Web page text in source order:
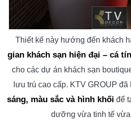
Thiết kế này hướng đến khách
gian khách sạn hiện đại – cá
cho các dự án khách sạn
lưu trú cao cấp. KTV GROUP
sáng, màu sắc và hình khối để
dưỡng vừa tinh tế